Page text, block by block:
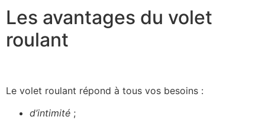
Les avantages du volet
roulant
Le volet roulant répond à tous vos besoins :
d’intimité ;